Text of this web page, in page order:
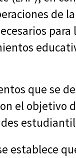
de
para
que se
el objetivo
establece